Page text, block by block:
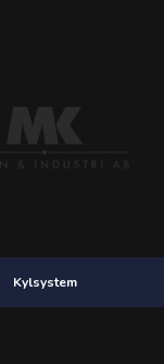
Kylsystem